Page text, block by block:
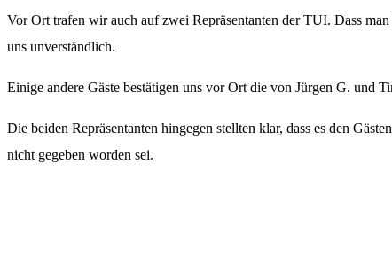
Vor Ort trafen wir auch auf zwei Repräsentanten der TUI. Dass
uns unverständlich.
Einige andere Gäste bestätigen uns vor Ort die von Jürgen G. und
Die beiden Repräsentanten hingegen stellten klar, dass es den
nicht gegeben worden sei.